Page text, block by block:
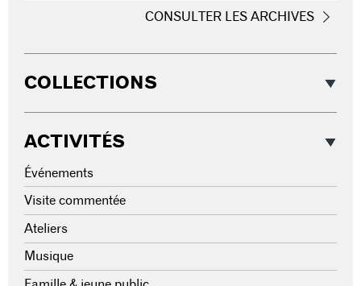
CONSULTER LES ARCHIVES
COLLECTIONS
ACTIVITÉS
Événements
Visite commentée
Ateliers
Musique